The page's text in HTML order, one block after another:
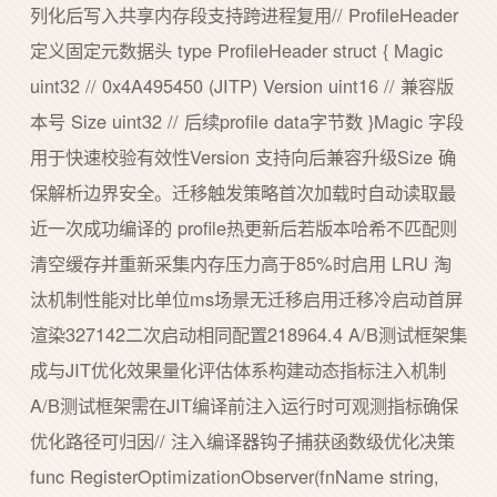
列化后写入共享内存段支持跨进程复用// ProfileHeader
定义固定元数据头 type ProfileHeader struct { Magic
uint32 // 0x4A495450 (JITP) Version uint16 // 兼容版
本号 Size uint32 // 后续profile data字节数 }Magic 字段
用于快速校验有效性Version 支持向后兼容升级Size 确
保解析边界安全。迁移触发策略首次加载时自动读取最
近一次成功编译的 profile热更新后若版本哈希不匹配则
清空缓存并重新采集内存压力高于85%时启用 LRU 淘
汰机制性能对比单位ms场景无迁移启用迁移冷启动首屏
渲染327142二次启动相同配置218964.4 A/B测试框架集
成与JIT优化效果量化评估体系构建动态指标注入机制
A/B测试框架需在JIT编译前注入运行时可观测指标确保
优化路径可归因// 注入编译器钩子捕获函数级优化决策
func RegisterOptimizationObserver(fnName string,